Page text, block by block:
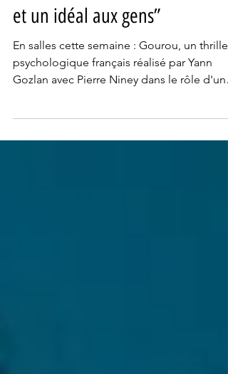
“Mon personnage vend du rêve
et un idéal aux gens”
En salles cette semaine : Gourou, un thriller
psychologique français réalisé par Yann
coach charismatique basculant peu à peu
dans des dérives sectaires...